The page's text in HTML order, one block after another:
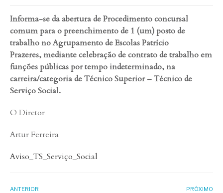
Informa-se da abertura de Procedimento concursal
comum para o preenchimento de 1 (um) posto de
trabalho no Agrupamento de Escolas Patrício
Prazeres,mediante celebração decontrato de trabalho em
funções públicas por tempo indeterminado, na
carreira/categoria de Técnico Superior – Técnico de
Serviço Social.
O Diretor
Artur Ferreira
Aviso_TS_Serviço_Social
ANTERIOR PRÓXIMO